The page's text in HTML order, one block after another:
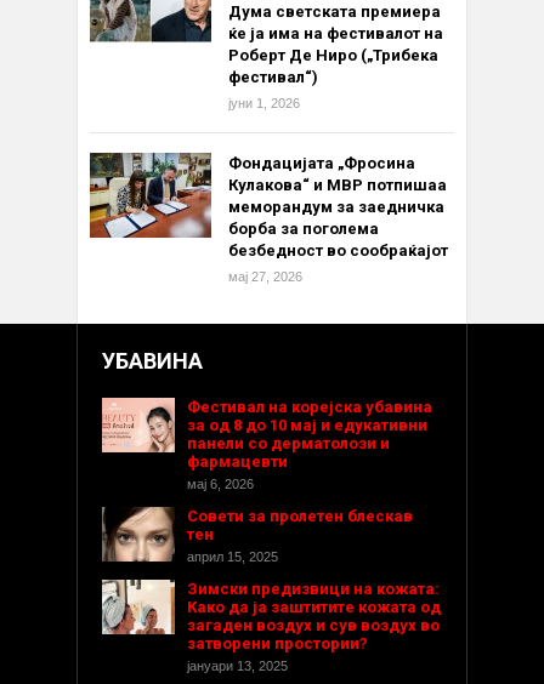
Дума светската премиера
ќе ја има на фестивалот на
Роберт Де Ниро („Трибека
фестивал“)
јуни 1, 2026
Фондацијата „Фросина
Кулакова“ и МВР потпишаа
меморандум за заедничка
борба за поголема
безбедност во сообраќајот
мај 27, 2026
УБАВИНА
Фестивал на корејска убавина
за од 8 до 10 мај и едукативни
панели со дерматолози и
фармацевти
мај 6, 2026
Совети за пролетен блескав
тен
април 15, 2025
Зимски предизвици на кожата:
Како да ја заштитите кожата од
загаден воздух и сув воздух во
затворени простории?
јануари 13, 2025